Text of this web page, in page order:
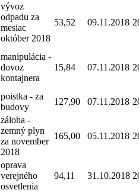
vývoz
odpadu za
mesiac
október 2018
53,52 09.11.2018
manipulácia -
dovoz
kontajnera
15,84 07.11.2018
poistka - za
budovy
127,90 07.11.2018
záloha -
zemný plyn
za november
2018
165,00 05.11.2018
oprava
verejného
osvetlenia
94,11 31.10.2018